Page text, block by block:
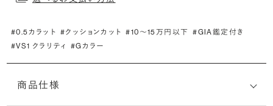
#0.5カラット #クッションカット #10〜15万円以下 #GIA鑑定付き
#VS1 クラリティ #Gカラー
商品仕様